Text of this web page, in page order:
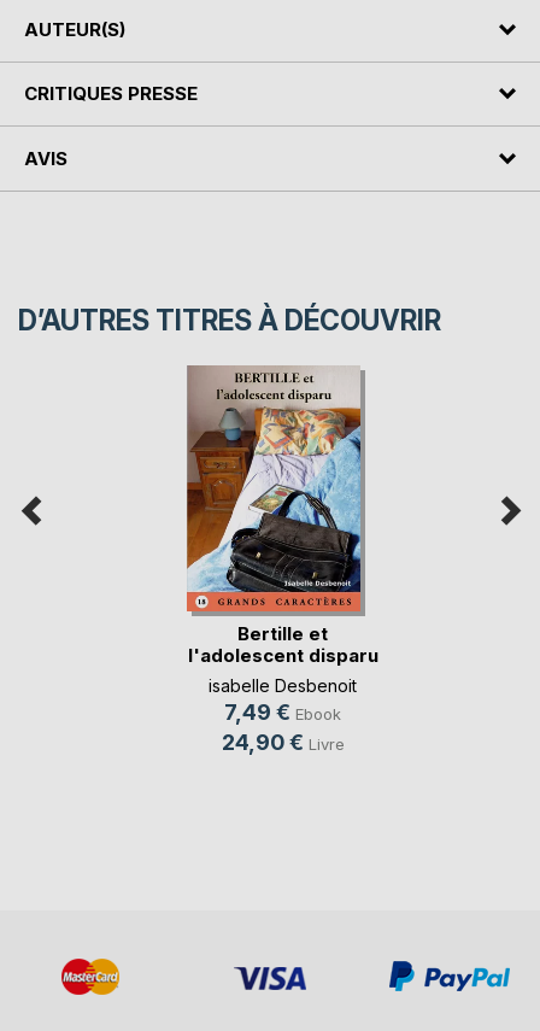
AUTEUR(S)
CRITIQUES PRESSE
AVIS
D’AUTRES TITRES À DÉCOUVRIR
Bertille et
l'adolescent disparu
isabelle Desbenoit
7,49 € Ebook
24,90 € Livre